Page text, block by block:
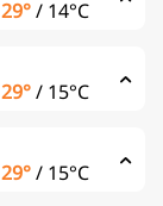
29°/ 14°C
29°/ 15°C
29°/ 15°C